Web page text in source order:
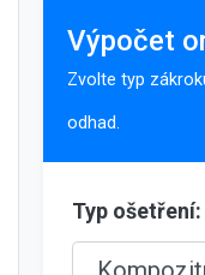
Výpočet
Zvolte typ
odhad.
Typ ošetření: